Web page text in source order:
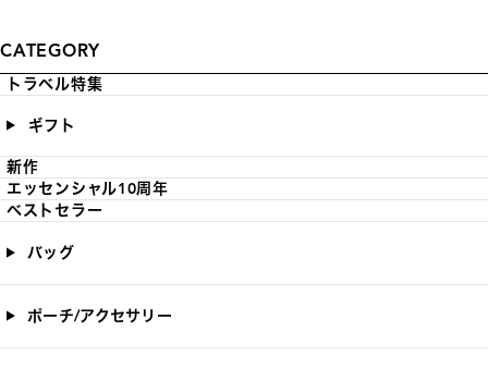
CATEGORY
トラベル特集
ギフト
新作
エッセンシャル10周年
ベストセラー
バッグ
ポーチ/アクセサリー